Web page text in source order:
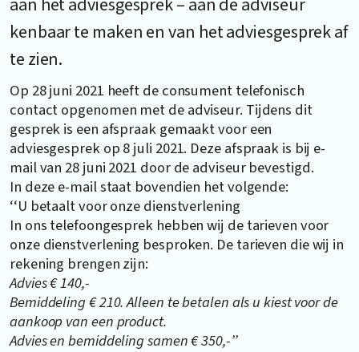
kenbaar te maken en van het adviesgesprek af
te zien.
Op 28 juni 2021 heeft de consument telefonisch
contact opgenomen met de adviseur. Tijdens dit
gesprek is een afspraak gemaakt voor een
adviesgesprek op 8 juli 2021. Deze afspraak is bij e-
mail van 28 juni 2021 door de adviseur bevestigd.
In deze e-mail staat bovendien het volgende:
‘‘U betaalt voor onze dienstverlening
In ons telefoongesprek hebben wij de tarieven voor
onze dienstverlening besproken. De tarieven die wij in
rekening brengen zijn:
Advies € 140,-
Bemiddeling € 210. Alleen te betalen als u kiest voor de
aankoop van een product.
Advies en bemiddeling samen € 350,-’’